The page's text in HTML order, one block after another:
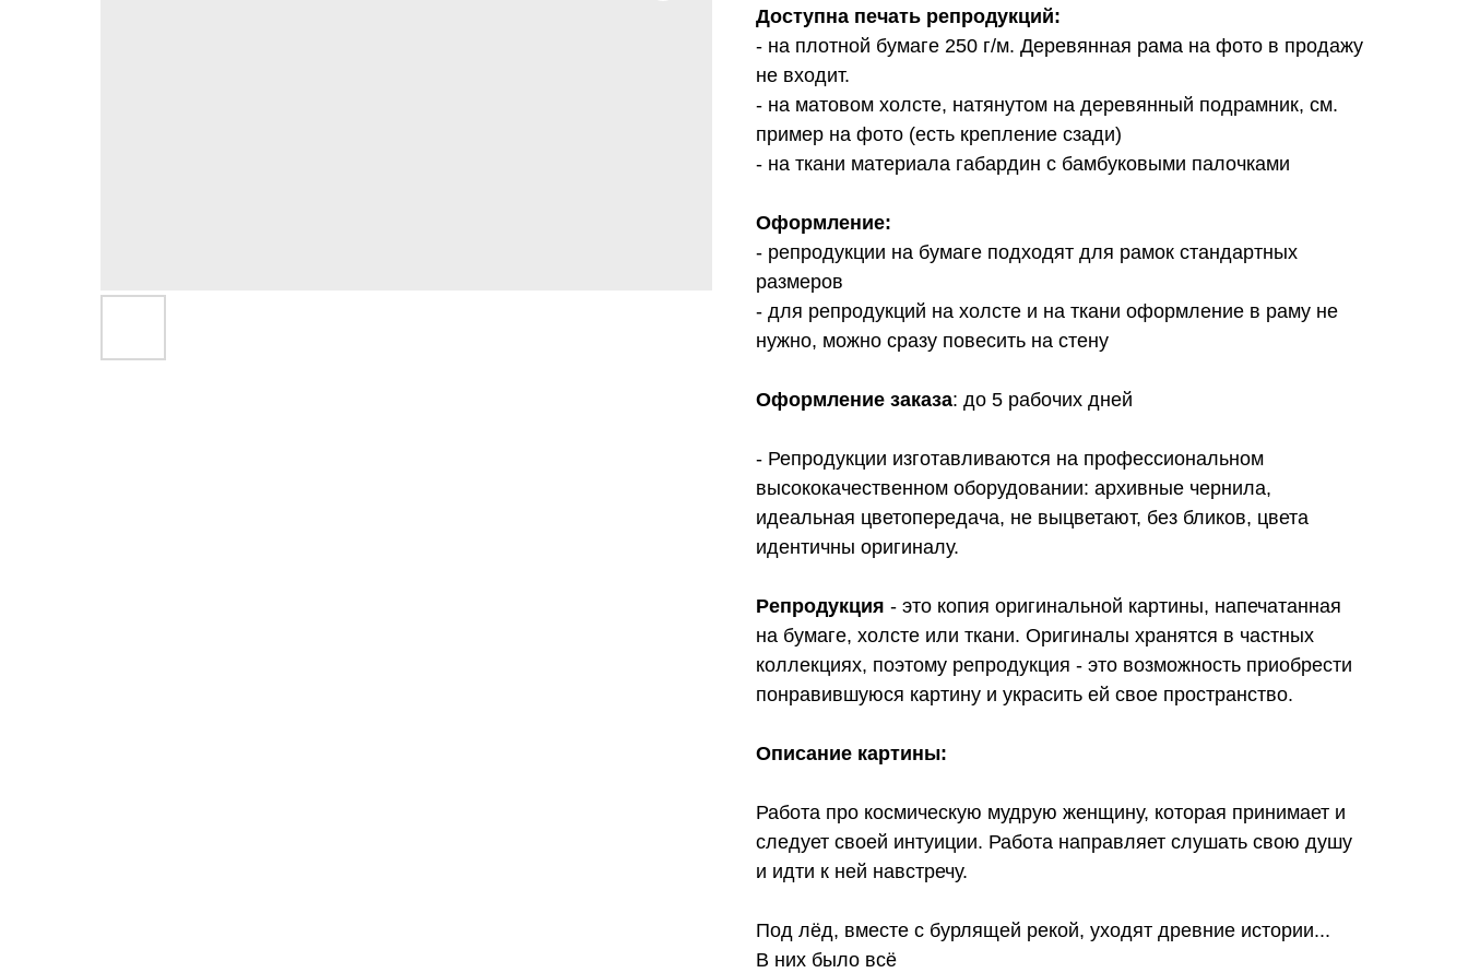
Доступна печать репродукций:
- на плотной бумаге 250 г/м. Деревянная рама на фото в продажу
не входит.
- на матовом холсте, натянутом на деревянный подрамник, см.
пример на фото (есть крепление сзади)
- на ткани материала габардин с бамбуковыми палочками
Оформление:
- репродукции на бумаге подходят для рамок стандартных
размеров
- для репродукций на холсте и на ткани оформление в раму не
нужно, можно сразу повесить на стену
Оформление заказа: до 5 рабочих дней
- Репродукции изготавливаются на профессиональном
высококачественном оборудовании: архивные чернила,
идеальная цветопередача, не выцветают, без бликов, цвета
идентичны оригиналу.
Репродукция - это копия оригинальной картины, напечатанная
на бумаге, холсте или ткани. Оригиналы хранятся в частных
коллекциях, поэтому репродукция - это возможность приобрести
понравившуюся картину и украсить ей свое пространство.
Описание картины:
Работа про космическую мудрую женщину, которая принимает и
следует своей интуиции. Работа направляет слушать свою душу
и идти к ней навстречу.
Под лёд, вместе с бурлящей рекой, уходят древние истории...
В них было всё